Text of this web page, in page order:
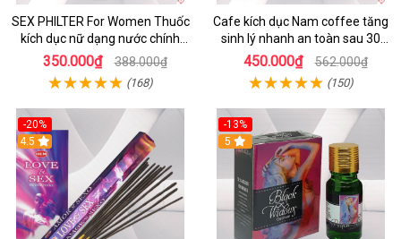
SEX PHILTER For Women Thuốc
kích dục nữ dạng nước chính
hãng Mỹ tốt nhất
350.000₫ 388.000₫
(168)
Cafe kích dục Nam coffee tăng
sinh lý nhanh an toàn sau 30
phút
450.000₫ 562.000₫
(150)
-20%
4.5
-13%
5